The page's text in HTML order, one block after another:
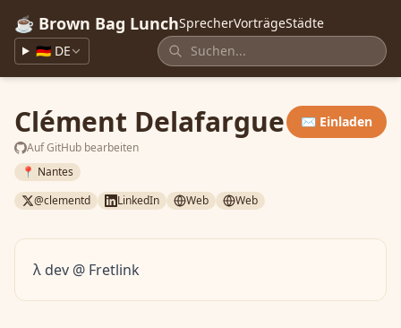
☕ Brown Bag LunchSprecherVorträgeStädte
🇩🇪 DE
Clément Delafargue
Auf GitHub bearbeiten
✉️ Einladen
📍 Nantes
@clementd
LinkedIn Web Web
λ dev @ Fretlink